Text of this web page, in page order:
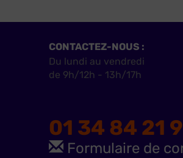
CONTACTEZ-NOUS :
Du lundi au vendredi
de 9h/12h - 13h/17h
01 34 84 21
Formulaire de